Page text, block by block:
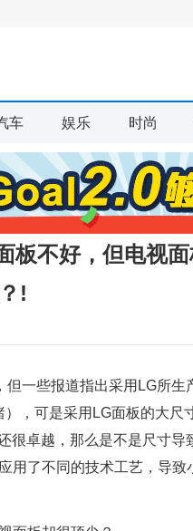
车 娱乐 时尚
板不好，但电视
!
一些报道指出采用LG所生
，可是采用LG面板的大尺
很卓越，那么是不是尺寸导
用了不同的技术工艺，导致